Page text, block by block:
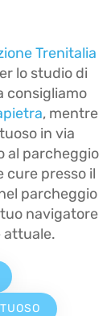
Trenitalia
lo studio di
consigliamo
, mentre
in via
al parcheggio
cure presso il
parcheggio
navigatore
attuale.